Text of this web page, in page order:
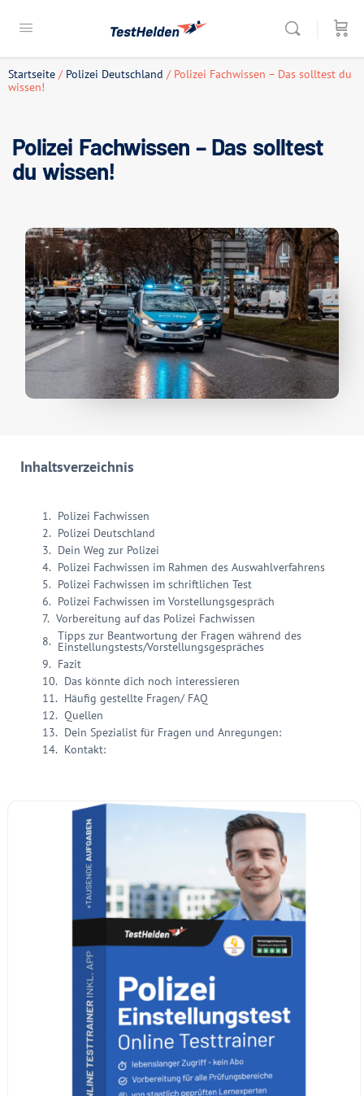
Startseite / Polizei Deutschland / Polizei Fachwissen – Das solltest du
wissen!
Polizei Fachwissen – Das solltest
du wissen!
Inhaltsverzeichnis
Polizei Fachwissen
Polizei Deutschland
Dein Weg zur Polizei
Polizei Fachwissen im Rahmen des Auswahlverfahrens
Polizei Fachwissen im schriftlichen Test
Polizei Fachwissen im Vorstellungsgespräch
Vorbereitung auf das Polizei Fachwissen
Tipps zur Beantwortung der Fragen während des
Einstellungstests/Vorstellungsgespräches
Fazit
Das könnte dich noch interessieren
Häufig gestellte Fragen/ FAQ
Quellen
Dein Spezialist für Fragen und Anregungen:
Kontakt: